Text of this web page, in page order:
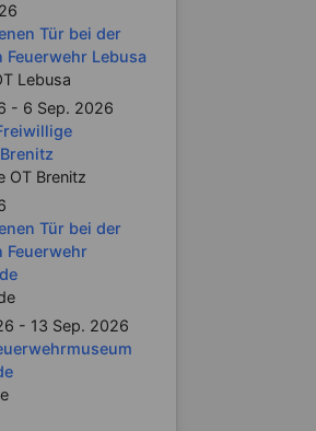
Tür bei der
Feuerwehr Lebusa
Lebusa
- 6 Sep. 2026
OT Brenitz
Tür bei der
Feuerwehr
- 13 Sep. 2026